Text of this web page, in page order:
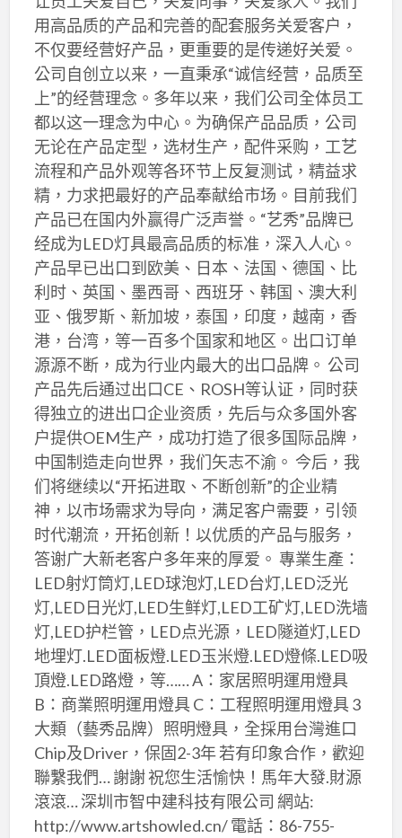
用高品质的产品和完善的配套服务关爱客户，
不仅要经营好产品，更重要的是传递好关爱。
公司自创立以来，一直秉承“诚信经营，品质至
上”的经营理念。多年以来，我们公司全体员工
都以这一理念为中心。为确保产品品质，公司
无论在产品定型，选材生产，配件采购，工艺
流程和产品外观等各环节上反复测试，精益求
精，力求把最好的产品奉献给市场。目前我们
产品已在国内外赢得广泛声誉。“艺秀”品牌已
经成为LED灯具最高品质的标准，深入人心。
产品早已出口到欧美、日本、法国、德国、比
利时、英国、墨西哥、西班牙、韩国、澳大利
亚、俄罗斯、新加坡，泰国，印度，越南，香
港，台湾，等一百多个国家和地区。出口订单
源源不断，成为行业内最大的出口品牌。 公司
产品先后通过出口CE、ROSH等认证，同时获
得独立的进出口企业资质，先后与众多国外客
户提供OEM生产，成功打造了很多国际品牌，
中国制造走向世界，我们矢志不渝。 今后，我
们将继续以“开拓进取、不断创新”的企业精
神，以市场需求为导向，满足客户需要，引领
时代潮流，开拓创新！以优质的产品与服务，
答谢广大新老客户多年来的厚爱。 專業生產：
LED射灯筒灯,LED球泡灯,LED台灯,LED泛光
灯,LED日光灯,LED生鲜灯,LED工矿灯,LED洗墙
灯,LED护栏管，LED点光源，LED隧道灯,LED
地埋灯.LED面板燈.LED玉米燈.LED燈條.LED吸
頂燈.LED路燈，等…… A：家居照明運用燈具
B：商業照明運用燈具 C：工程照明運用燈具 3
大類（藝秀品牌）照明燈具，全採用台灣進口
Chip及Driver，保固2-3年 若有印象合作，歡迎
聯繫我們… 謝謝 祝您生活愉快！馬年大發.財源
滾滾… 深圳市智中建科技有限公司 網站:
http://www.artshowled.cn/ 電話：86-755-